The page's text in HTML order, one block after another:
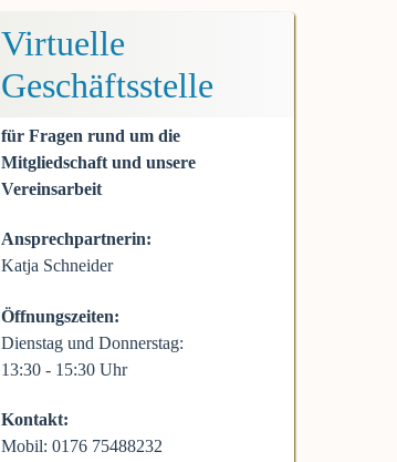
Virtuelle
Geschäftsstelle
für Fragen rund um die
Mitgliedschaft und unsere
Vereinsarbeit
Ansprechpartnerin:
Katja Schneider
Öffnungszeiten:
Dienstag und Donnerstag:
13:30 - 15:30 Uhr
Kontakt:
Mobil: 0176 75488232